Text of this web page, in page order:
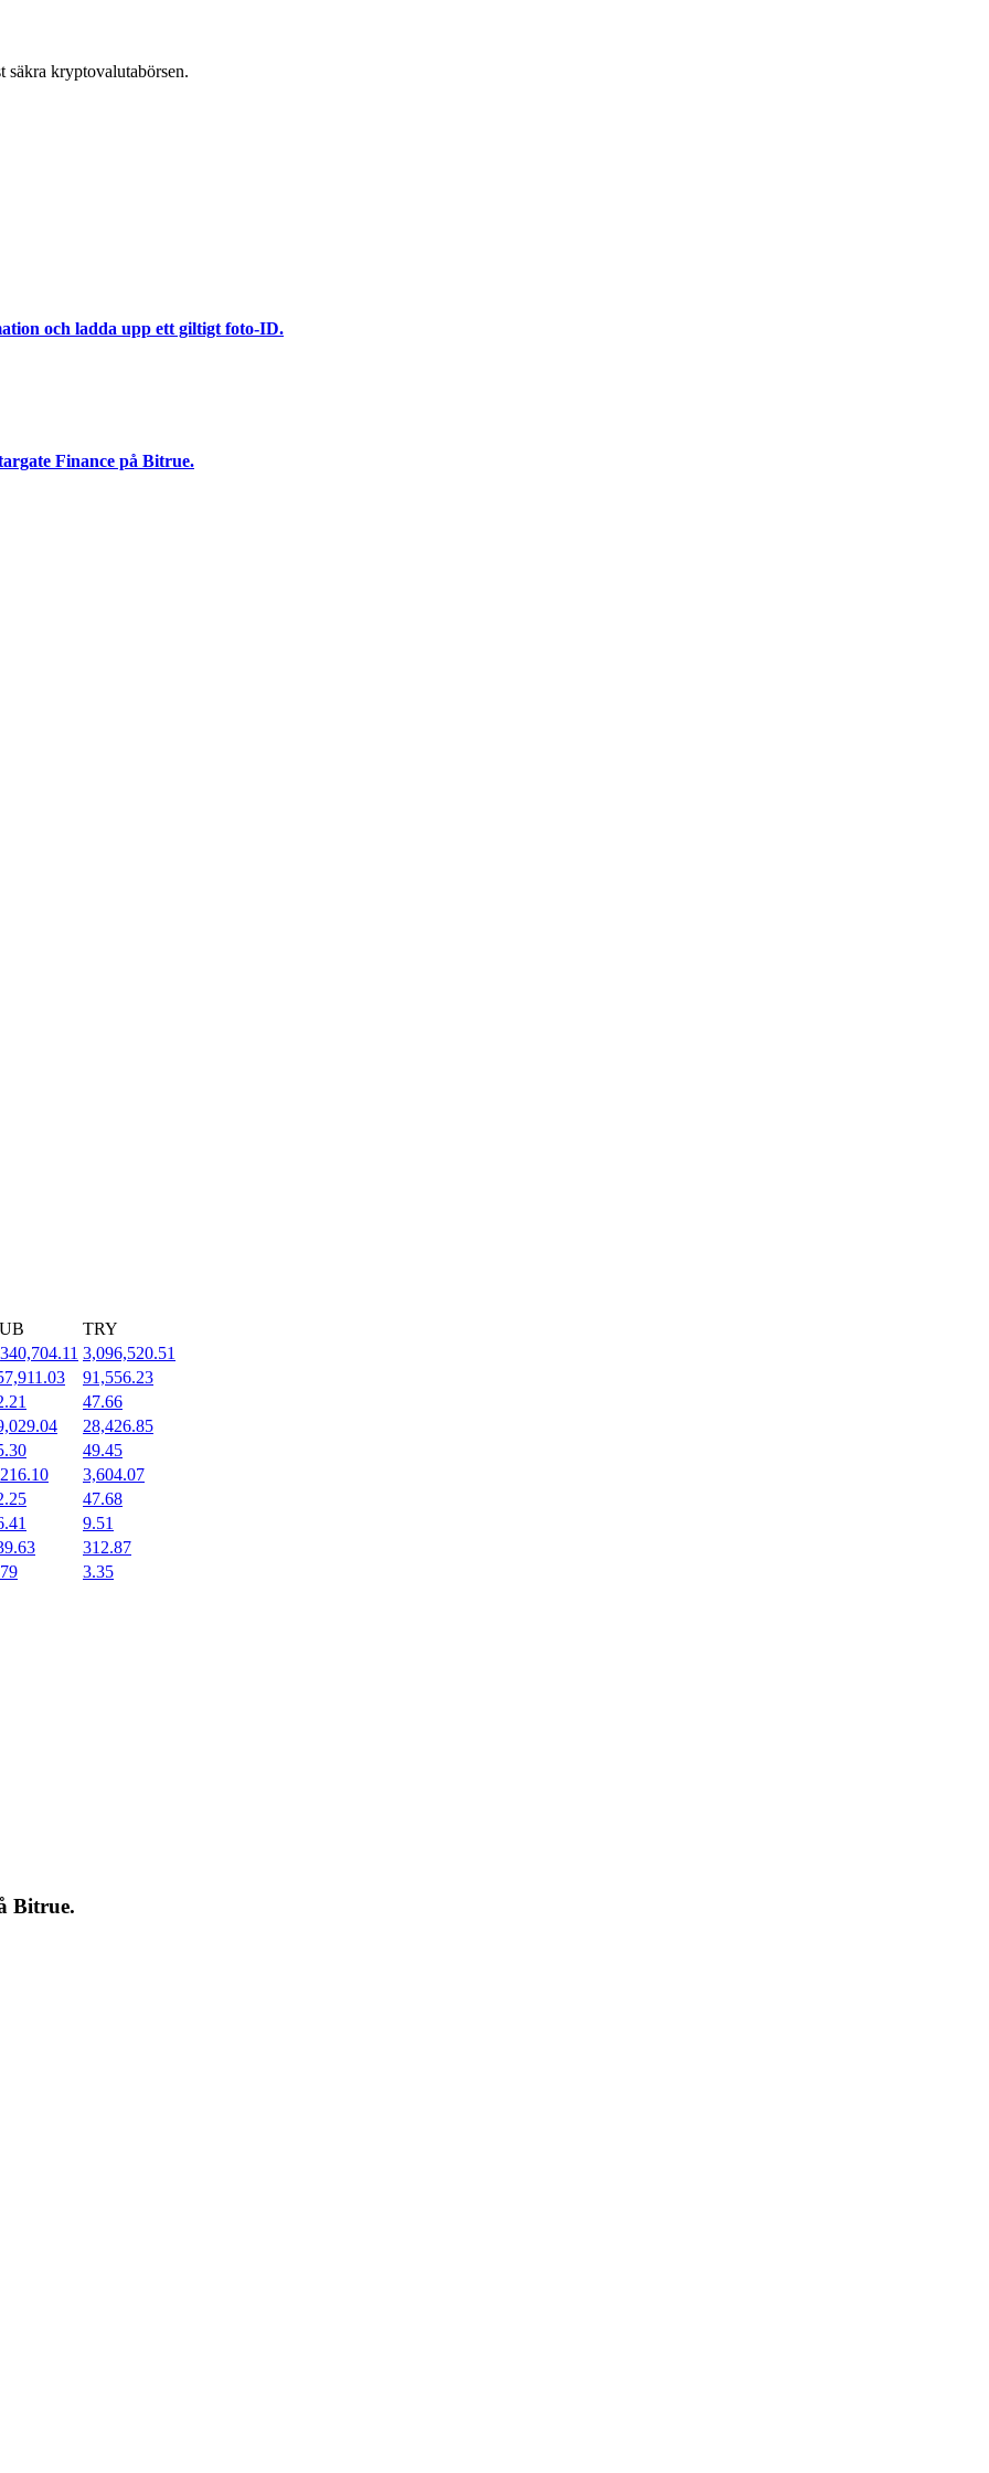
säkra kryptovalutabörsen.
och ladda upp ett giltigt foto-ID.
Finance på Bitrue.
TRY
3,096,520.51
91,556.23
47.66
28,426.85
49.45
3,604.07
47.68
9.51
312.87
3.35
Bitrue.